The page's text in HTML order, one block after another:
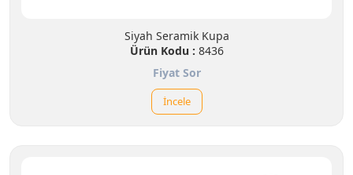
Siyah Seramik Kupa
Ürün Kodu : 8436
Fiyat Sor
İncele